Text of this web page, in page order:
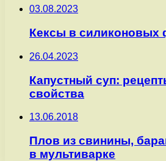
03.08.2023
Кексы в силиконовых
26.04.2023
Капустный суп:
свойства
13.06.2018
Плов из свинины,
в мультиварке